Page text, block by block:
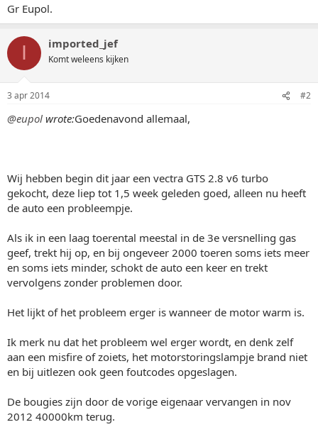
Gr Eupol.
I imported_jef
Komt weleens kijken
3 apr 2014 #2
@eupol wrote:Goedenavond allemaal,
Wij hebben begin dit jaar een vectra GTS 2.8 v6 turbo
gekocht, deze liep tot 1,5 week geleden goed, alleen nu heeft
de auto een probleempje.
Als ik in een laag toerental meestal in de 3e versnelling gas
geef, trekt hij op, en bij ongeveer 2000 toeren soms iets meer
en soms iets minder, schokt de auto een keer en trekt
vervolgens zonder problemen door.
Het lijkt of het probleem erger is wanneer de motor warm is.
Ik merk nu dat het probleem wel erger wordt, en denk zelf
aan een misfire of zoiets, het motorstoringslampje brand niet
en bij uitlezen ook geen foutcodes opgeslagen.
De bougies zijn door de vorige eigenaar vervangen in nov
2012 40000km terug.